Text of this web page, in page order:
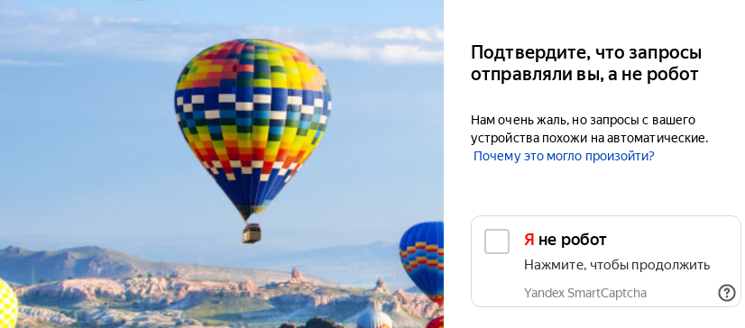
Подтвердите, что запросы
отправляли вы, а не робот
Нам очень жаль, но запросы с вашего
устройства похожи на автоматические.
Почему это могло произойти?
Я не робот
Нажмите, чтобы продолжить
Yandex SmartCaptcha